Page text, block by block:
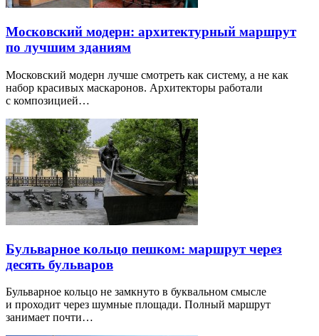
Московский модерн: архитектурный маршрут
по лучшим зданиям
Московский модерн лучше смотреть как систему, а не как
набор красивых маскаронов. Архитекторы работали
с композицией…
Бульварное кольцо пешком: маршрут через
десять бульваров
Бульварное кольцо не замкнуто в буквальном смысле
и проходит через шумные площади. Полный маршрут
занимает почти…